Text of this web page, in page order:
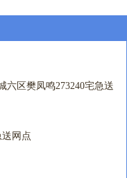
六区樊凤鸣273240宅急送
网点